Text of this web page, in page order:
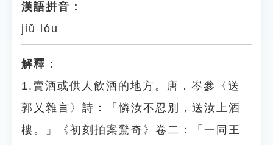
漢語拼音：
jiǔ lóu
解釋：
1.賣酒或供人飲酒的地方。唐．岑參〈送
郭乂雜言〉詩：「憐汝不忍別，送汝上酒
樓。」《初刻拍案驚奇》卷二：「一同王